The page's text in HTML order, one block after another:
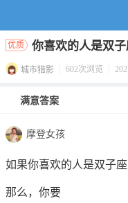
优质 你喜欢的人是双子
城市猎影 602次浏览
满意答案
摩登女孩
如果你喜欢的人是双子座
那么，你要